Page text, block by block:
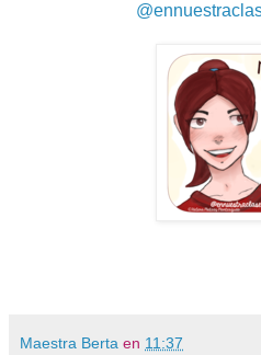
Maestra Berta en 11:37